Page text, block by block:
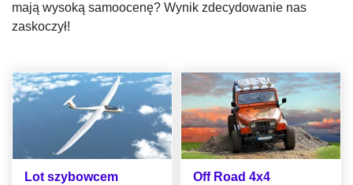
mają wysoką samoocenę? Wynik zdecydowanie nas
zaskoczył!
Lot szybowcem Off Road 4x4